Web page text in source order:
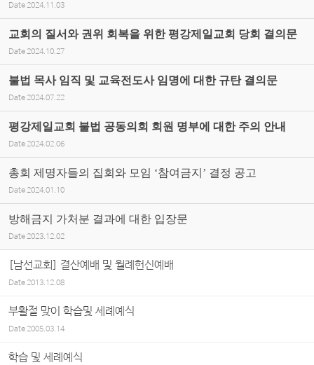
Date 2024.11.03
교회의 질서와 권위 회복을 위한 평강제일교회 당회 결의문
Date 2024.10.27
불법 목사 임직 및 교육전도사 임명에 대한 규탄 결의문
Date 2024.07.22
평강제일교회 불법 공동의회 회원 명부에 대한 주의 안내
Date 2024.02.06
총회 제명자들의 집회와 모임 ‘참여금지’ 결정 공고
Date 2024.01.10
방해금지 가처분 결과에 대한 입장문
Date 2023.12.02
[남선교회] 결산예배 및 월례헌신예배
Date2013.12.08
부활절 맞이 학습및 세례예식
Date2005.03.14
학습 및 세례예식